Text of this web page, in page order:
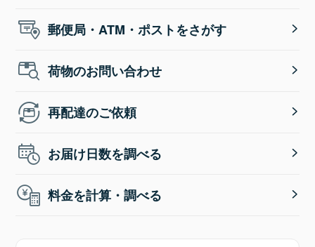
郵便局・ATM・ポストをさがす
荷物のお問い合わせ
再配達のご依頼
お届け日数を調べる
料金を計算・調べる